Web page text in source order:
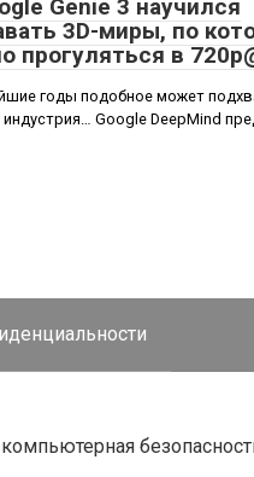
Genie 3 научился
3D-миры, по
прогуляться в
годы подобное может
индустрия… Google DeepMind